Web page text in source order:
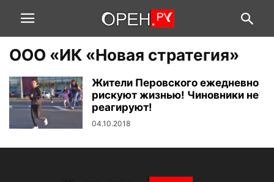
ООО «ИК «Новая стратегия»
Жители Перовского ежедневно
рискуют жизнью! Чиновники не
реагируют!
04.10.2018